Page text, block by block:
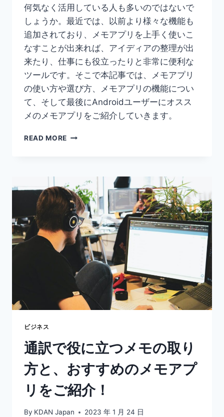
何気なく活用している人も多いのではないで
しょうか。最近では、以前より様々な機能も
追加されており、メモアプリを上手く使いこ
なすことが出来れば、アイディアの整理が出
来たり、仕事にも役立ったりと非常に便利な
ツールです。そこで本記事では、メモアプリ
の使い方や選び方、メモアプリの機能につい
て、そして最後にAndroidユーザーにオスス
メのメモアプリをご紹介していきます。
READ MORE 【2023
ー
ザ
ー
向
け
メ
リ！
メ
の
選
び
方
と
は
ビジネス
通訳で役に立つメモの取り
方と、おすすめのメモアプ
リをご紹介！
By KDAN Japan 2023 年 1 月 24 日